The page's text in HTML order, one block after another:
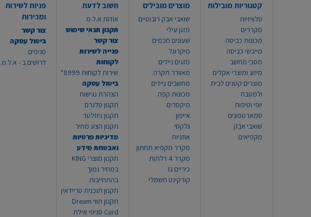
קטגוריות מובילות
טלוויזיות
מקררים
מכונות כביסה
מייבשי כביסה
מסכי מחשב
מיזוג ומוצרי אקלים
מוצרים קטנים לבית
ולמטבח
יופי וטיפוח
סמארטפונים
שואבי אבק
מקפיאים
מוצרים מובילים
שואבי אבק רובוטיים
מזגן עילי
שעונים חכמים
מיקרוגל
מזגים ניידים
מאוורר תקרה
מחשבים ניידים
מכונות קפה
מיקסרים
אייפון
גלקסי
אוזניות
מקרר מקפיא תחתון
מקרר 4 דלתות
כיריים גז
קורקינט חשמלי
חשוב לדעת
אודות א.ל.מ
תקנון תנאי שימוש
צור קשר
פנייה לשירות
לקוחות
שירות לקוחות 8999*
ביטול עסקה
הצהרת נגישות
תקנון טלגרם
תקנון ניוזלטר
תקנון הצע מחיר
מדיניות פרטיות
ואבטחת מידע
תקנון מוצרי KING
במחיר נמוך
בהתחייבות
תקנון תוכנית טריידאין
תקנון תווי Dream
Card סניפי אילת
פניות לשירות
ומכירות
צור קשר
ביטול עסקה
סניפים
דרושים ב - א.ל.מ.